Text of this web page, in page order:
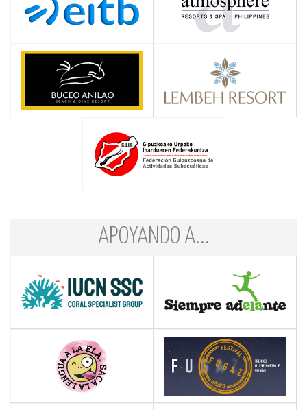
APOYANDO A...